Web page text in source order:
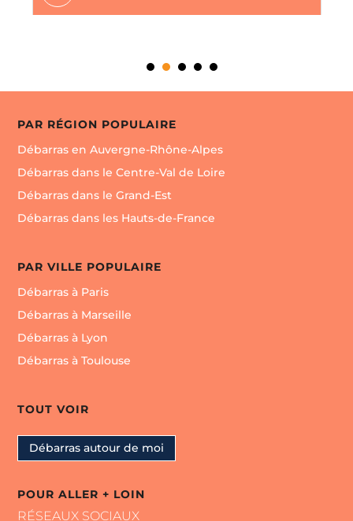
PAR RÉGION POPULAIRE
Débarras en Auvergne-Rhône-Alpes
Débarras dans le Centre-Val de Loire
Débarras dans le Grand-Est
Débarras dans les Hauts-de-France
PAR VILLE POPULAIRE
Débarras à Paris
Débarras à Marseille
Débarras à Lyon
Débarras à Toulouse
TOUT VOIR
Débarras autour de moi
POUR ALLER + LOIN
RÉSEAUX SOCIAUX